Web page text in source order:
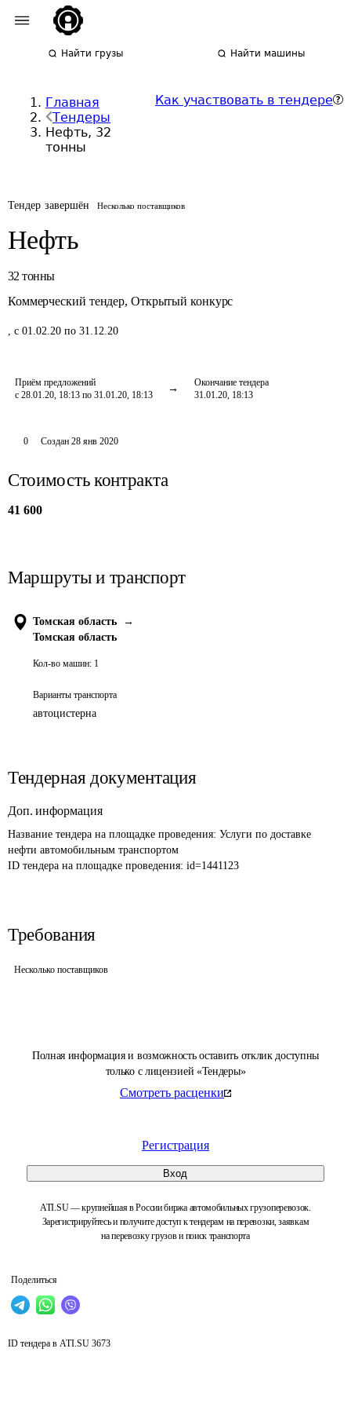
Найти грузы Найти машины
Главная
Тендеры
Нефть, 32
тонны
Как участвовать в тендере
Тендер завершён Несколько поставщиков
Нефть
32 тонны
Коммерческий тендер, Открытый конкурс
, с 01.02.20 по 31.12.20
Приём предложений
с 28.01.20, 18:13 по 31.01.20, 18:13
Окончание тендера
31.01.20, 18:13
Полная информация и возможность оставить отклик доступны
только с лицензией «Тендеры»
Смотреть расценки
Регистрация
Вход
ATI.SU — крупнейшая в России биржа автомобильных грузоперевозок.
Зарегистрируйтесь и получите доступ к тендерам на перевозки, заявкам
на перевозку грузов и поиск транспорта
Поделиться
0 Создан 28 янв 2020
Стоимость контракта
41 600
Маршруты и транспорт
Томская область
→
Томская область
Кол-во машин: 1
Варианты транспорта
автоцистерна
Тендерная документация
Доп. информация
Название тендера на площадке проведения: Услуги по доставке
нефти автомобильным транспортом
ID тендера на площадке проведения: id=1441123
Требования
Несколько поставщиков
ID тендера в ATI.SU 3673